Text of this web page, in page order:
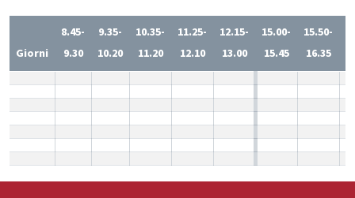
Giorni
8.45-
9.30
9.35-
10.20
10.35-
11.20
11.25-
12.10
12.15-
13.00
15.00-
15.45
15.50-
16.35